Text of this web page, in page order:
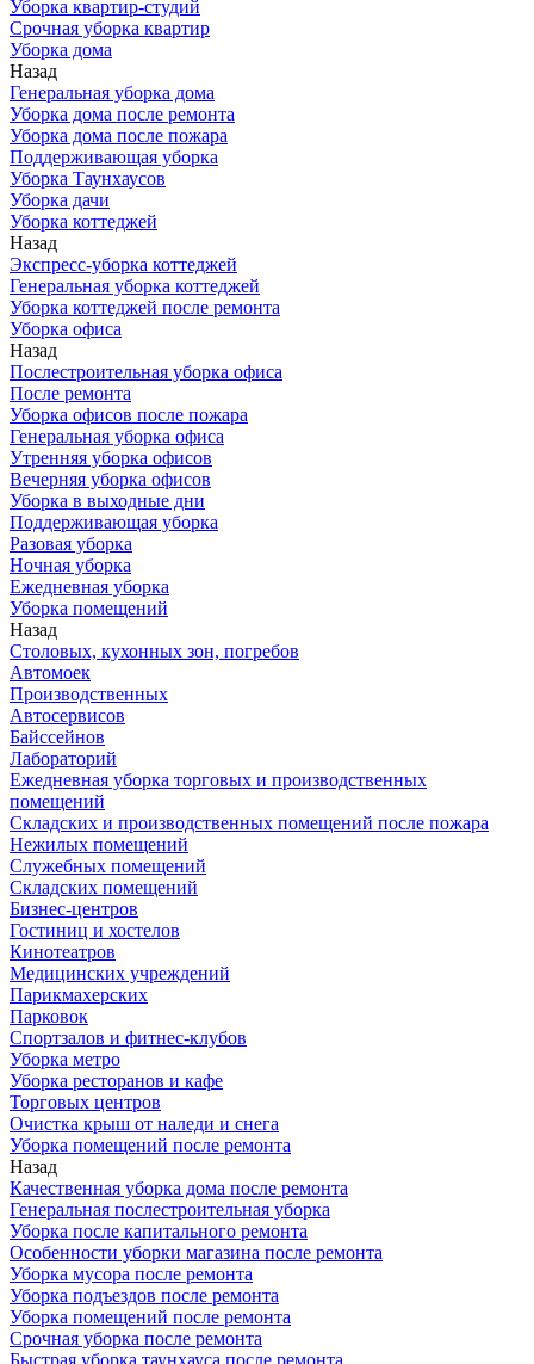
Уборка квартир-студий
Срочная уборка квартир
Уборка дома
Назад
Генеральная уборка дома
Уборка дома после ремонта
Уборка дома после пожара
Поддерживающая уборка
Уборка Таунхаусов
Уборка дачи
Уборка коттеджей
Назад
Экспресс-уборка коттеджей
Генеральная уборка коттеджей
Уборка коттеджей после ремонта
Уборка офиса
Назад
Послестроительная уборка офиса
После ремонта
Уборка офисов после пожара
Генеральная уборка офиса
Утренняя уборка офисов
Вечерняя уборка офисов
Уборка в выходные дни
Поддерживающая уборка
Разовая уборка
Ночная уборка
Ежедневная уборка
Уборка помещений
Назад
Столовых, кухонных зон, погребов
Автомоек
Производственных
Автосервисов
Байссейнов
Лабораторий
Ежедневная уборка торговых и производственных
помещений
Складских и производственных помещений после пожара
Нежилых помещений
Служебных помещений
Складских помещений
Бизнес-центров
Гостиниц и хостелов
Кинотеатров
Медицинских учреждений
Парикмахерских
Парковок
Спортзалов и фитнес-клубов
Уборка метро
Уборка ресторанов и кафе
Торговых центров
Очистка крыш от наледи и снега
Уборка помещений после ремонта
Назад
Качественная уборка дома после ремонта
Генеральная послестроительная уборка
Уборка после капитального ремонта
Особенности уборки магазина после ремонта
Уборка мусора после ремонта
Уборка подъездов после ремонта
Уборка помещений после ремонта
Срочная уборка после ремонта
Быстрая уборка таунхауса после ремонта